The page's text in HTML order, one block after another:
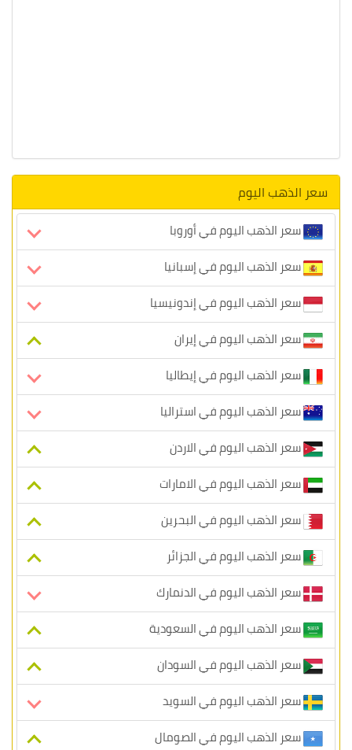
سعر الذهب اليوم
سعر الذهب اليوم في أوروبا
سعر الذهب اليوم في إسبانيا
سعر الذهب اليوم في إندونيسيا
سعر الذهب اليوم في إيران
سعر الذهب اليوم في إيطاليا
سعر الذهب اليوم في استراليا
سعر الذهب اليوم في الاردن
سعر الذهب اليوم في الامارات
سعر الذهب اليوم في البحرين
سعر الذهب اليوم في الجزائر
سعر الذهب اليوم في الدنمارك
سعر الذهب اليوم في السعودية
سعر الذهب اليوم في السودان
سعر الذهب اليوم في السويد
سعر الذهب اليوم في الصومال